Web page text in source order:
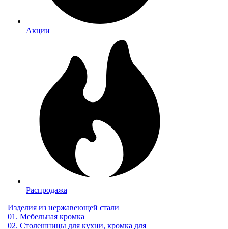
Акции
Распродажа
Изделия из нержавеющей стали
01. Мебельная кромка
02. Столешницы для кухни, кромка для